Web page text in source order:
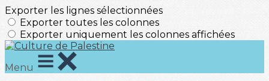
Exporter les lignes sélectionnées
Exporter toutes les colonnes
Exporter uniquement les colonnes affichées
Menu